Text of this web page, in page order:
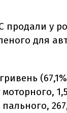
продали у
для